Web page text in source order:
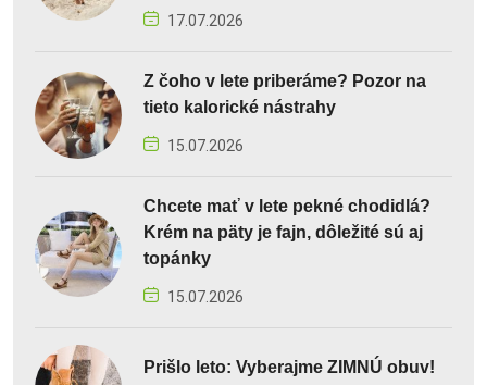
17.07.2026
Z čoho v lete priberáme? Pozor na
tieto kalorické nástrahy
15.07.2026
Chcete mať v lete pekné chodidlá?
Krém na päty je fajn, dôležité sú aj
topánky
15.07.2026
Prišlo leto: Vyberajme ZIMNÚ obuv!